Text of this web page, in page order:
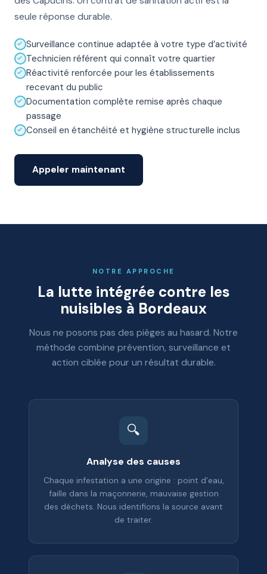
seule réponse durable.
Surveillance continue adaptée à votre type d’activité
Technicien référent qui connaît votre quartier
Réactivité renforcée pour les établissements
recevant du public
Documentation complète remise après chaque
passage
Conseil en étanchéité et hygiène structurelle inclus
Appeler maintenant
NOTRE APPROCHE
La lutte intégrée contre les
nuisibles à Bordeaux
Nous ne posons pas des pièges au hasard. Notre
méthode combine prévention, surveillance et
action ciblée pour un résultat durable.
🔍
Analyse des causes
Chaque infestation a une origine : point d’eau,
faille dans la maçonnerie, mauvaise gestion
des déchets. Nous identifions la source avant
de traiter.